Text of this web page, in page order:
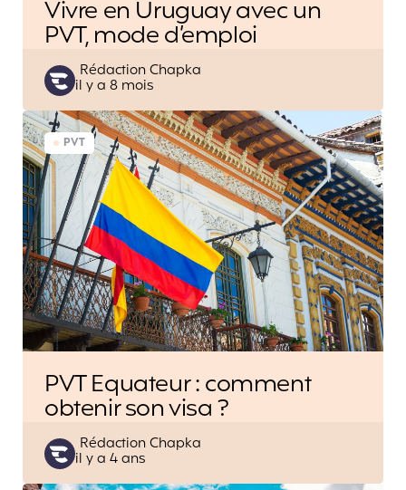
Vivre en Uruguay avec un
PVT, mode d’emploi
Posted
by
Rédaction Chapka
il y a 8 mois
PVT
PVT Equateur : comment
obtenir son visa ?
Posted
by
Rédaction Chapka
il y a 4 ans